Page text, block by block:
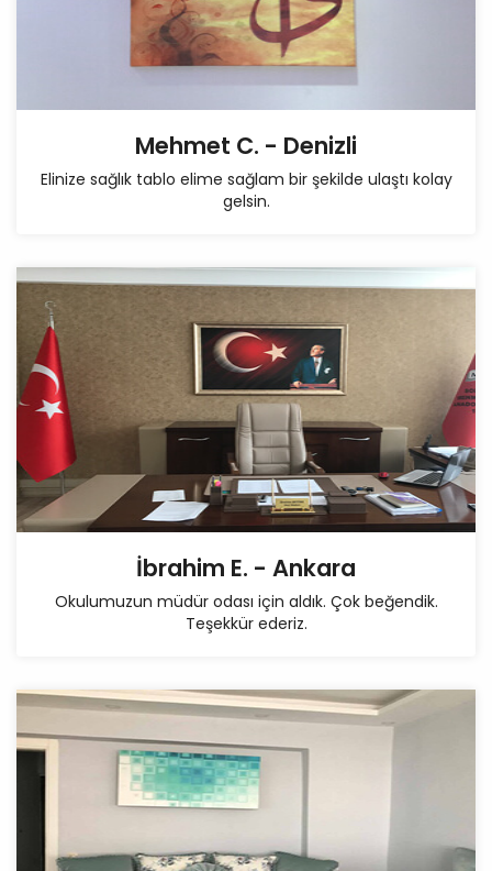
Mehmet C. - Denizli
Elinize sağlık tablo elime sağlam bir şekilde ulaştı kolay
gelsin.
İbrahim E. - Ankara
Okulumuzun müdür odası için aldık. Çok beğendik.
Teşekkür ederiz.